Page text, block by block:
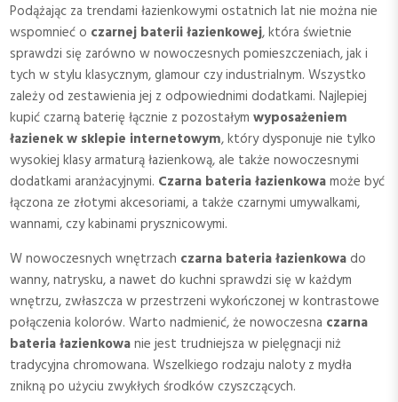
Podążając za trendami łazienkowymi ostatnich lat nie można nie
wspomnieć o czarnej baterii łazienkowej, która świetnie
sprawdzi się zarówno w nowoczesnych pomieszczeniach, jak i
tych w stylu klasycznym, glamour czy industrialnym. Wszystko
zależy od zestawienia jej z odpowiednimi dodatkami. Najlepiej
kupić czarną baterię łącznie z pozostałymwyposażeniem
łazienek w sklepie internetowym, który dysponuje nie tylko
wysokiej klasy armaturą łazienkową, ale także nowoczesnymi
dodatkami aranżacyjnymi. Czarna bateria łazienkowamoże być
łączona ze złotymi akcesoriami, a także czarnymi umywalkami,
wannami, czy kabinami prysznicowymi.
W nowoczesnych wnętrzach czarna bateria łazienkowa do
wanny, natrysku, a nawet do kuchni sprawdzi się w każdym
wnętrzu, zwłaszcza w przestrzeni wykończonej w kontrastowe
połączenia kolorów. Warto nadmienić, że nowoczesna czarna
bateria łazienkowanie jest trudniejsza w pielęgnacji niż
tradycyjna chromowana. Wszelkiego rodzaju naloty z mydła
znikną po użyciu zwykłych środków czyszczących.